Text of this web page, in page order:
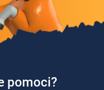
pomoci?